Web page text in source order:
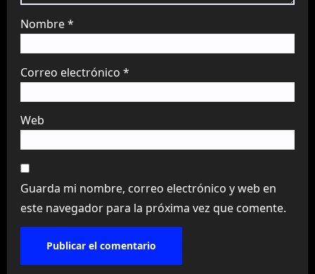
Nombre*
Correo electrónico *
Web
Guarda mi nombre, correo electrónico y web en
este navegador para la próxima vez que comente.